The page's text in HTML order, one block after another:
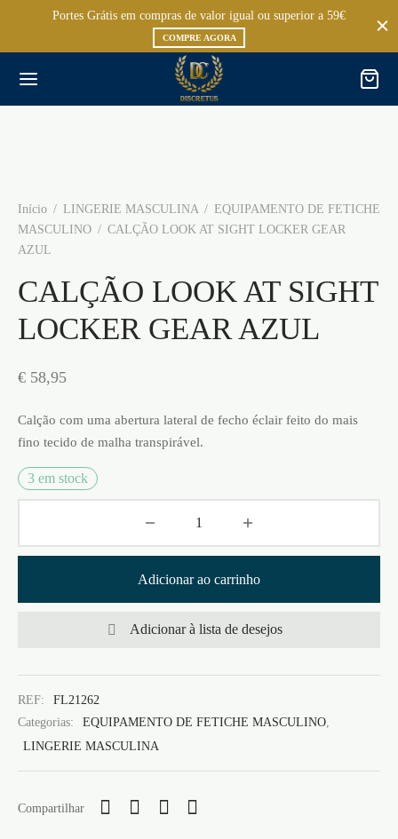
Portes Grátis em compras de valor igual ou superior a 59€
COMPRE AGORA
Início / LINGERIE MASCULINA / EQUIPAMENTO DE FETICHE
MASCULINO / CALÇÃO LOOK AT SIGHT LOCKER GEAR
AZUL
CALÇÃO LOOK AT SIGHT
LOCKER GEAR AZUL
€ 58,95
Calção com uma abertura lateral de fecho éclair feito do mais
fino tecido de malha transpirável.
3 em stock
Adicionar ao carrinho
Adicionar à lista de desejos
REF:
FL21262
Categorias:
EQUIPAMENTO DE FETICHE MASCULINO
LINGERIE MASCULINA
Compartilhar